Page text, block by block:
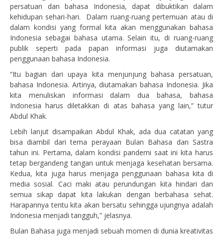
persatuan dan bahasa Indonesia, dapat dibuktikan dalam
kehidupan sehari-hari. Dalam ruang-ruang pertemuan atau di
dalam kondisi yang formal kita akan menggunakan bahasa
Indonesia sebagai bahasa utama. Selain itu, di ruang-ruang
publik seperti pada papan informasi juga diutamakan
penggunaan bahasa Indonesia.
“Itu bagian dari upaya kita menjunjung bahasa persatuan,
bahasa Indonesia. Artinya, diutamakan bahasa Indonesia. Jika
kita menuliskan informasi dalam dua bahasa, bahasa
Indonesia harus diletakkan di atas bahasa yang lain,” tutur
Abdul Khak.
Lebih lanjut disampaikan Abdul Khak, ada dua catatan yang
bisa diambil dari tema perayaan Bulan Bahasa dan Sastra
tahun ini. Pertama, dalam kondisi pandemi saat ini kita harus
tetap bergandeng tangan untuk menjaga kesehatan bersama.
Kedua, kita juga harus menjaga penggunaan bahasa kita di
media sosial. Caci maki atau perundungan kita hindari dan
semua sikap dapat kita lakukan dengan berbahasa sehat.
Harapannya tentu kita akan bersatu sehingga ujungnya adalah
Indonesia menjadi tangguh,” jelasnya.
Bulan Bahasa juga menjadi sebuah momen di dunia kreativitas